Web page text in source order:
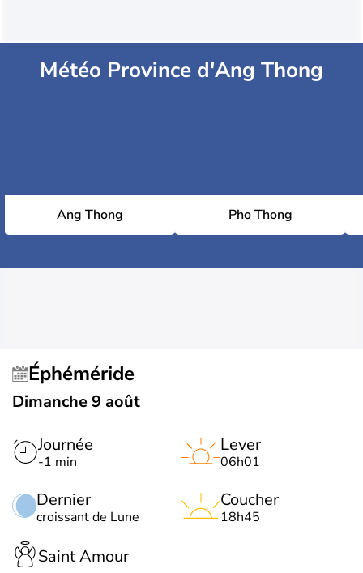
Météo Province d'Ang Thong
Ang Thong Pho Thong
Éphéméride
Dimanche 9 août
Journée
-1 min
Dernier
croissant de Lune
Lever
06h01
Coucher
18h45
Saint Amour